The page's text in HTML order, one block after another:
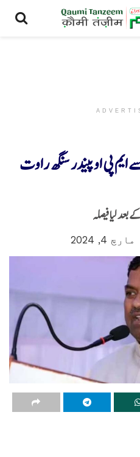
پی اوپیندر سنگھ راوت
لیا فیصلہ
مارچ 4, 2024